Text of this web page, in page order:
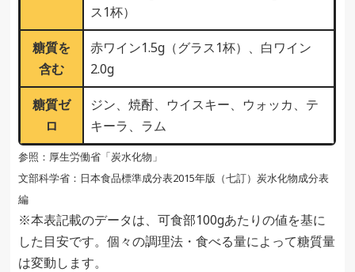
ス1杯）
糖質を
含む
赤ワイン1.5g（グラス1杯）、白ワイン
2.0g
糖質ゼ
ロ
ジン、焼酎、ウイスキー、ウォッカ、テ
キーラ、ラム
参照：厚生労働省「炭水化物」
文部科学省：日本食品標準成分表2015年版（七訂）炭水化物成分表
編
※本表記載のデータは、可食部100gあたりの値を基に
した目安です。個々の調理法・食べる量によって糖質量
は変動します。